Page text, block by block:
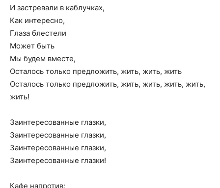
И застревали в каблучках,
Как интересно,
Глаза блестели
Может быть
Мы будем вместе,
Осталось только предложить, жить, жить, жить
Осталось только предложить, жить, жить, жить, жить,
жить!
Заинтересованные глазки,
Заинтересованные глазки,
Заинтересованные глазки,
Заинтересованные глазки!
Кафе напротив: